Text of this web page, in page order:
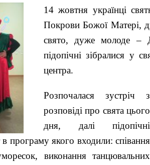
14 жовтня українці
Покрови Божої Матері,
свято, дуже молоде –
підопічні зібралися у
центра.
Розпочалася зустріч з
розповіді про свята цього
дня, далі підопічні
програму якого входили: співання
виконання танцювальних